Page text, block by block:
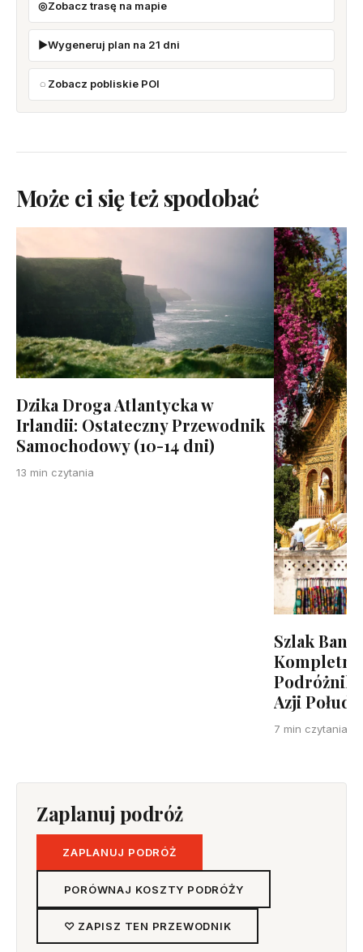
Zobacz trasę na mapie
Wygeneruj plan na 21 dni
Zobacz pobliskie POI
Może ci się też spodobać
Dzika Droga Atlantycka w
Irlandii: Ostateczny Przewodnik
Samochodowy (10-14 dni)
13 min czytania
Szlak
Azji
7 min czytania
Zaplanuj podróż
ZAPLANUJ PODRÓŻ
PORÓWNAJ KOSZTY PODRÓŻY
♡ ZAPISZ TEN PRZEWODNIK